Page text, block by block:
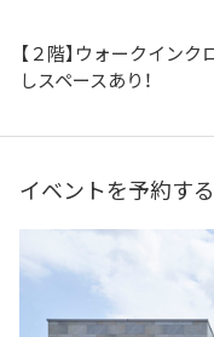
【２階】ウォークイン
しスペースあり！
イベントを予約す